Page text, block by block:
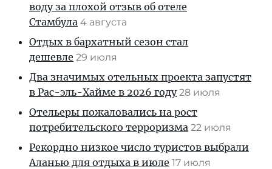
воду за плохой отзыв об отеле
Стамбула 4 августа
Отдых в бархатный сезон стал
дешевле 29 июля
Два значимых отельных проекта запустят
в Рас-эль-Хайме в 2026 году 28 июля
Отельеры пожаловались на рост
потребительского терроризма 22 июля
Рекордно низкое число туристов выбрали
Аланью для отдыха в июле 17 июля